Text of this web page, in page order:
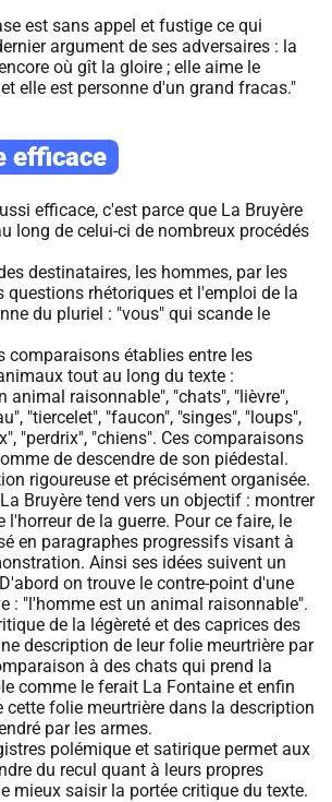
est sans appel et fustige ce qui
argument de ses adversaires : la
où gît la gloire ; elle aime le
elle est personne d'un grand fracas."
efficace
efficace, c'est parce que La Bruyère
long de celui-ci de nombreux procédés
destinataires, les hommes, par les
questions rhétoriques et l'emploi de la
du pluriel : "vous" qui scande le
comparaisons établies entre les
tout au long du texte :
animal raisonnable", "chats", "lièvre",
"tiercelet", "faucon", "singes", "loups",
"perdrix", "chiens". Ces comparaisons
de descendre de son piédestal.
rigoureuse et précisément organisée.
Bruyère tend vers un objectif : montrer
l'horreur de la guerre. Pour ce faire, le
en paragraphes progressifs visant à
Ainsi ses idées suivent un
on trouve le contre-point d'une
: "l'homme est un animal raisonnable".
de la légèreté et des caprices des
description de leur folie meurtrière par
à des chats qui prend la
comme le ferait La Fontaine et enfin
cette folie meurtrière dans la description
par les armes.
polémique et satirique permet aux
du recul quant à leurs propres
mieux saisir la portée critique du texte.